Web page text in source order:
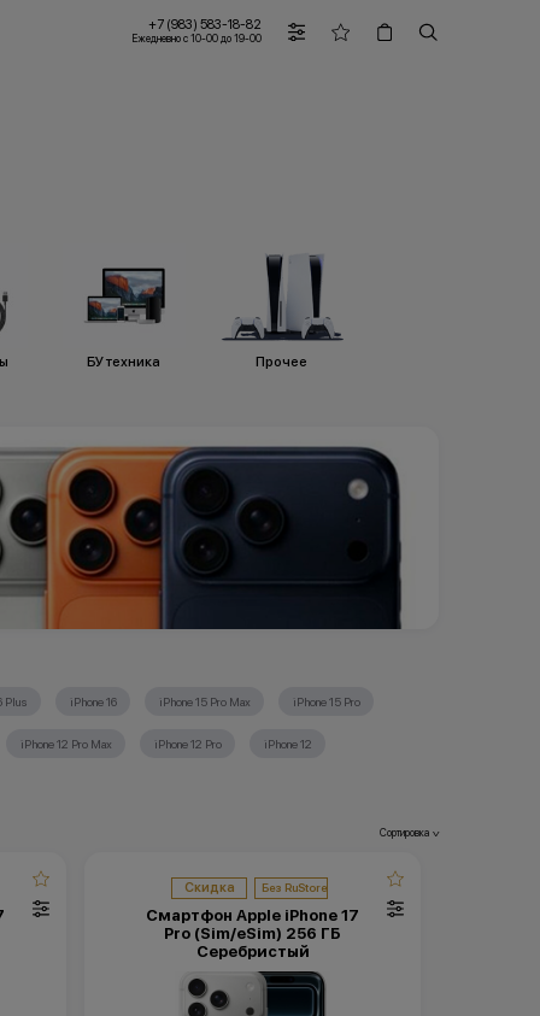
+7 (983) 583-18-82
Ежедневно с 10-00 до 19-00
БУ техника Прочее
Plus iPhone 16 iPhone 15 Pro Max iPhone 15 Pro
iPhone 12 Pro Max iPhone 12 Pro iPhone 12
Сортировка >
Скидка
Смартфон Apple iPhone 17
Pro (Sim/eSim) 256 ГБ
Серебристый